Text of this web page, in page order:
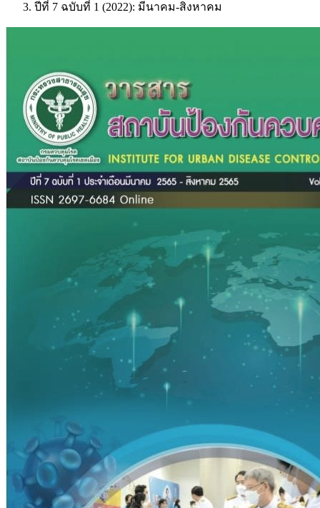
ปีที่ 7 ฉบับที่ 1 (2022): มีนาคม-สิงหาคม